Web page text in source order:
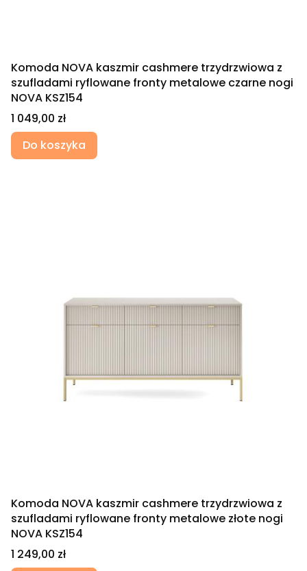
Komoda NOVA kaszmir cashmere trzydrzwiowa z
szufladami ryflowane fronty metalowe czarne nogi
NOVA KSZ154
Cena
1 049,00 zł
Do koszyka
Komoda NOVA kaszmir cashmere trzydrzwiowa z
szufladami ryflowane fronty metalowe złote nogi
NOVA KSZ154
Cena
1 249,00 zł